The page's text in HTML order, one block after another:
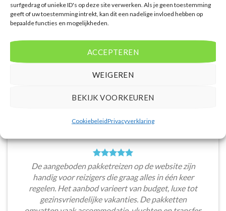
surfgedrag of unieke ID's op deze site verwerken. Als je geen toestemming
geeft of uw toestemming intrekt, kan dit een nadelige invloed hebben op
bepaalde functies en mogelijkheden.
ACCEPTEREN
WEIGEREN
BEKIJK VOORKEUREN
CookiebeleidPrivacyverklaring
Het aanbod van accommodaties op 2Curacao.nl is
erg goed. Van luxe resorts tot budgetvriendelijke
accommodaties te vinden die aansluiten bij mijn
De aangeboden pakketreizen op de website zijn
handig voor reizigers die graag alles in één keer
regelen. Het aanbod varieert van budget, luxe tot
gezinsvriendelijke vakanties. De pakketten